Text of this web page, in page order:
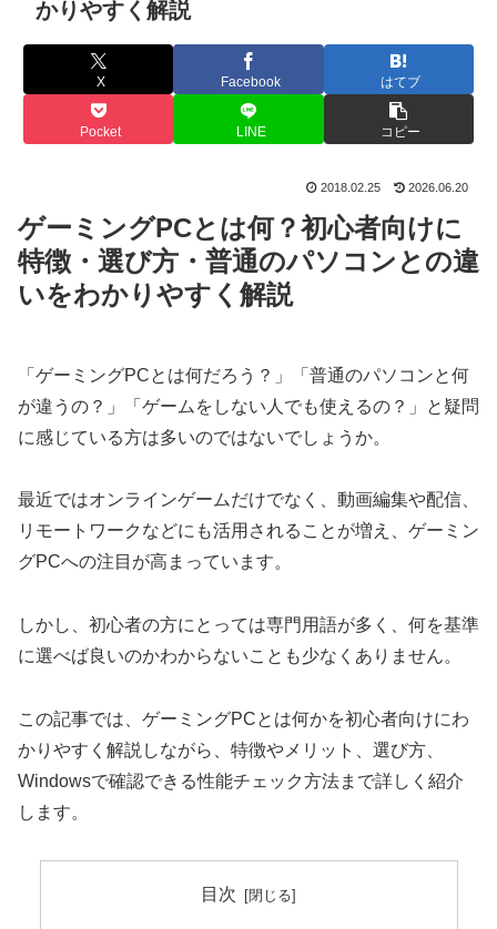
かりやすく解説
X Facebook はてブ
Pocket LINE コピー
2018.02.25 2026.06.20
ゲーミングPCとは何？初心者向けに
特徴・選び方・普通のパソコンとの違
いをわかりやすく解説
「ゲーミングPCとは何だろう？」「普通のパソコンと何
が違うの？」「ゲームをしない人でも使えるの？」と疑問
に感じている方は多いのではないでしょうか。
最近ではオンラインゲームだけでなく、動画編集や配信、
リモートワークなどにも活用されることが増え、ゲーミン
グPCへの注目が高まっています。
しかし、初心者の方にとっては専門用語が多く、何を基準
に選べば良いのかわからないことも少なくありません。
この記事では、ゲーミングPCとは何かを初心者向けにわ
かりやすく解説しながら、特徴やメリット、選び方、
Windowsで確認できる性能チェック方法まで詳しく紹介
します。
目次